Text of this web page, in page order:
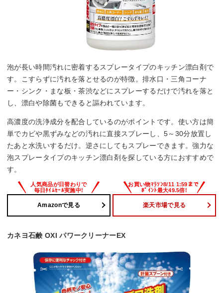
泡が長い時間汚れに密着するスプレータイプのキッチン漂白剤で
す。こすらずに汚れを落とせるのが特徴。排水口・三角コーナ
ー・シンク・まな板・茶渋などにスプレーするだけで汚れを落と
し、漂白や除菌もできると謳われています。
高濃度の洗浄成分を配合しているのがポイントです。使い方は簡
単でカビや黒ずみなどの汚れに直接スプレーし、5～30分放置し
たあと水洗いするだけ。逆さにしてもスプレーできます。強力な
泡スプレータイプのキッチン漂白剤を探している方におすすめで
す。
Amazonで見る 楽天市場で見る
カネヨ石鹸 OXI パワークリーナーEX